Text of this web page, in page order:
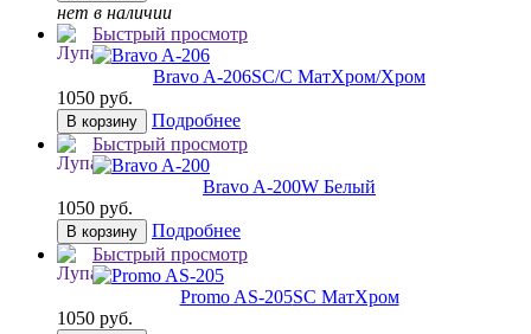
нет в наличии
Быстрый просмотр
Bravo A-206SC/C МатХром/Хром
1050 руб.
В корзину
Подробнее
Быстрый просмотр
Bravo A-200W Белый
1050 руб.
В корзину
Подробнее
Быстрый просмотр
Promo AS-205SC МатХром
1050 руб.